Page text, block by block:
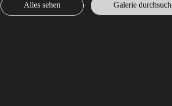
Alles sehen Galerie